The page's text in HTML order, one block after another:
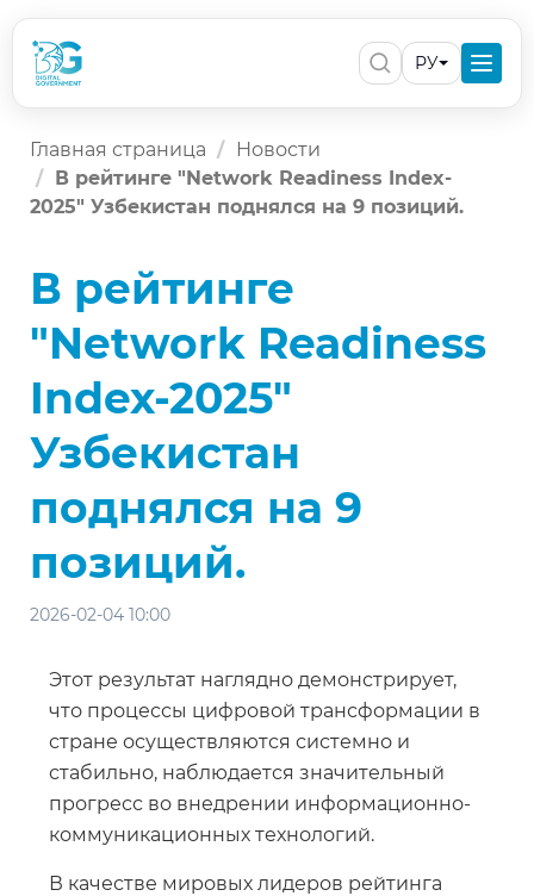
РУ
Главная страница
Новости
В рейтинге "Network Readiness Index-
2025" Узбекистан поднялся на 9 позиций.
В рейтинге
"Network Readiness
Index-2025"
Узбекистан
поднялся на 9
позиций.
2026-02-04 10:00
Этот результат наглядно демонстрирует,
что процессы цифровой трансформации в
стране осуществляются системно и
стабильно, наблюдается значительный
прогресс во внедрении информационно-
коммуникационных технологий.
В качестве мировых лидеров рейтинга